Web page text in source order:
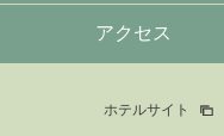
アクセス
ホテルサイト